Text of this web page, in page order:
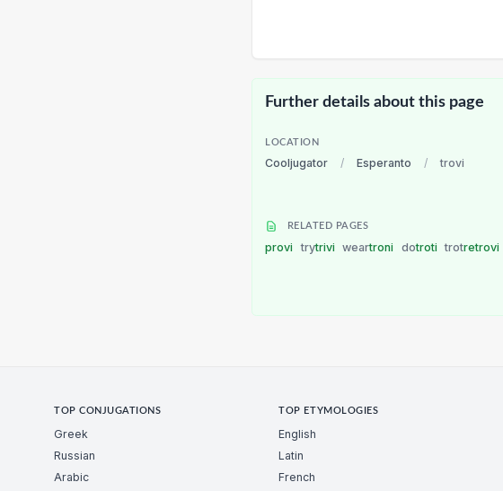
Further details about this page
LOCATION
Cooljugator / Esperanto / trovi
RELATED PAGES
provi trytrivi weartroni dotroti trotretrovi
TOP CONJUGATIONS
Greek
Russian
Arabic
TOP ETYMOLOGIES
English
Latin
French